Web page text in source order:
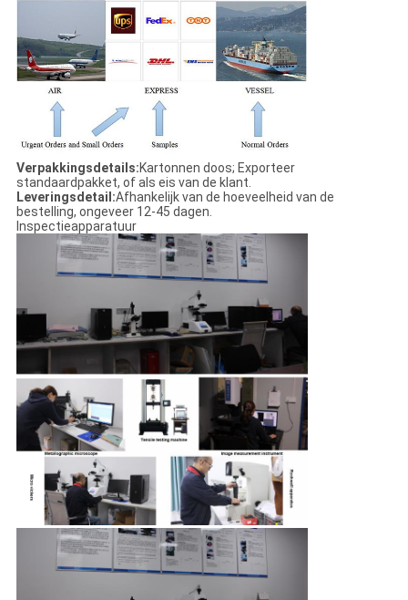
Verpakkingsdetails:Kartonnen doos; Exporteer
standaardpakket, of als eis van de klant.
Leveringsdetail:Afhankelijk van de hoeveelheid van de
bestelling, ongeveer 12-45 dagen.
Inspectieapparatuur